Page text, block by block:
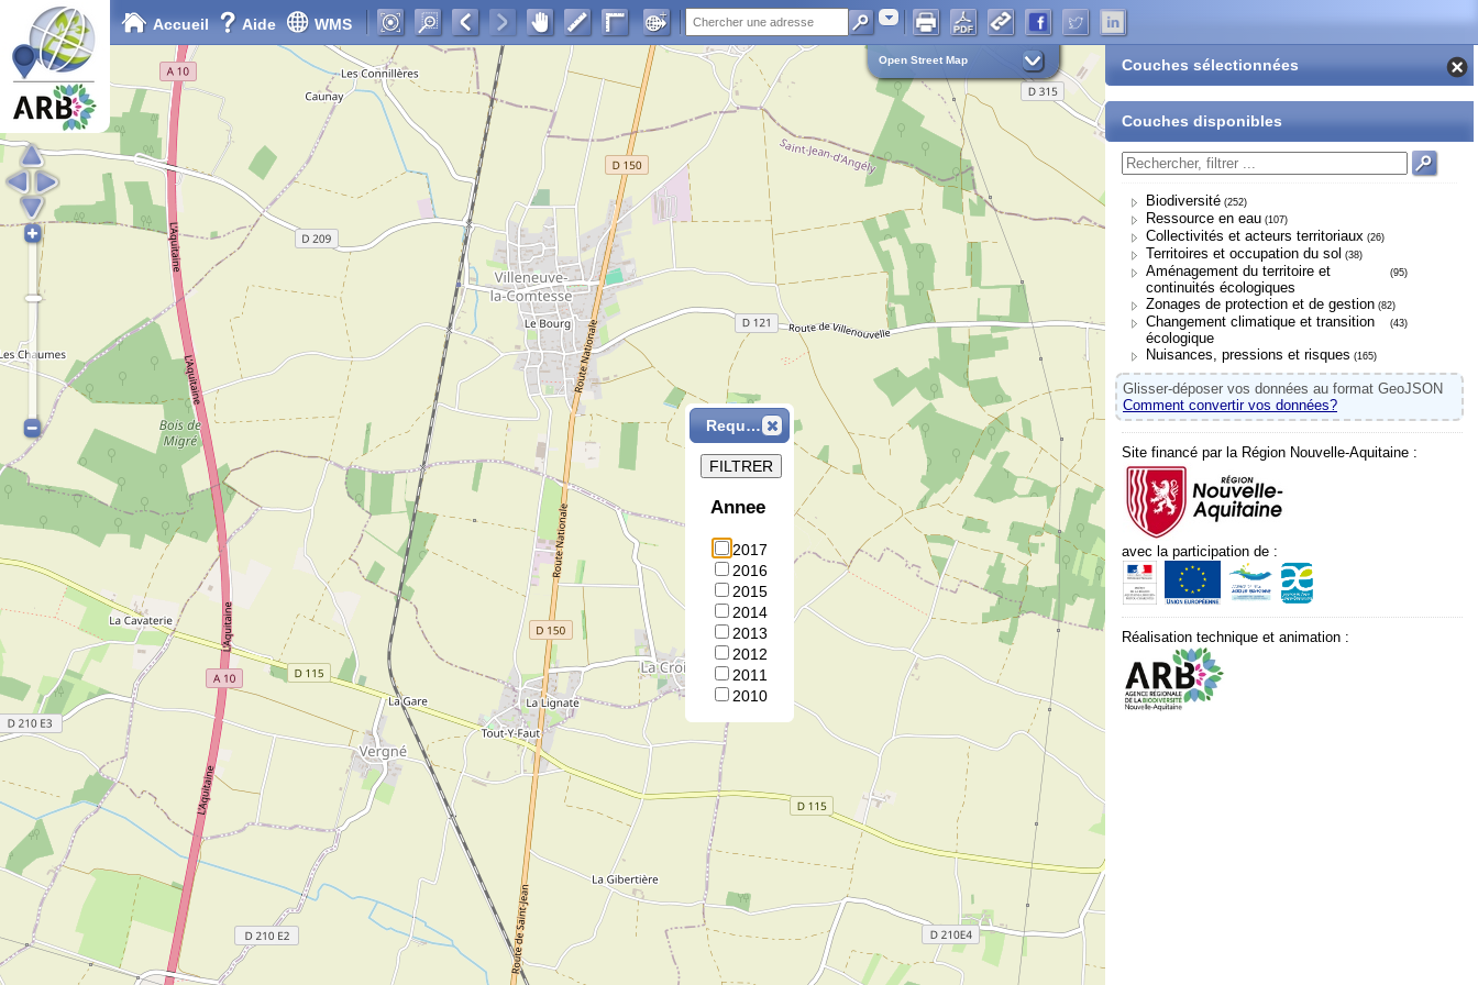
Accueil Aide WMS Adresse
Open Street Map Couches sélectionnées
Couches disponibles
Biodiversité (252)
Ressource en eau (107)
Collectivités et acteurs territoriaux (26)
Territoires et occupation du sol (38)
Aménagement du territoire et
continuités écologiques
(95)
Zonages de protection et de gestion (82)
Changement climatique et transition
écologique
(43)
Nuisances, pressions et risques (165)
Glisser-déposer vos données au format GeoJSON
Comment convertir vos données?
Site financé par la Région Nouvelle-Aquitaine :
avec la participation de :
Réalisation technique et animation :
Requête
Annee
2017
2016
2015
2014
2013
2012
2011
2010
FILTRER